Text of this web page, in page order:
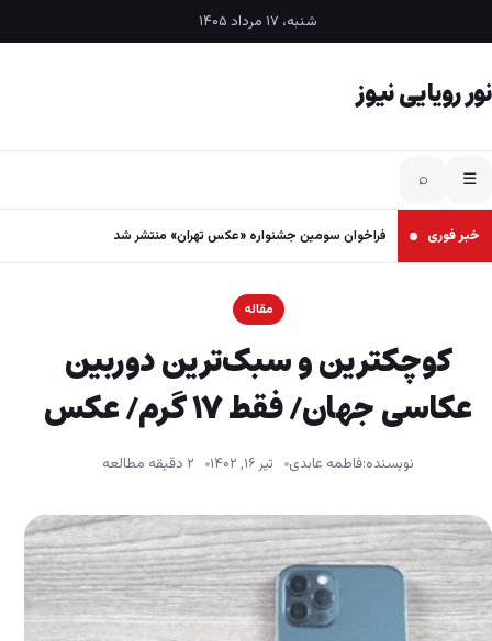
شنبه، ۱۷ مرداد ۱۴۰۵
نور رویایی نیوز
☰
⌕
خبر فوری فراخوان سومین جشنواره «عکس تهران» منتشر شد
مقاله
کوچکترین و سبک‌ترین دوربین
عکاسی جهان/ فقط ۱۷ گرم/ عکس
نویسنده:فاطمه عابدی تیر ۱۶, ۱۴۰۲ ۲ دقیقه مطالعه